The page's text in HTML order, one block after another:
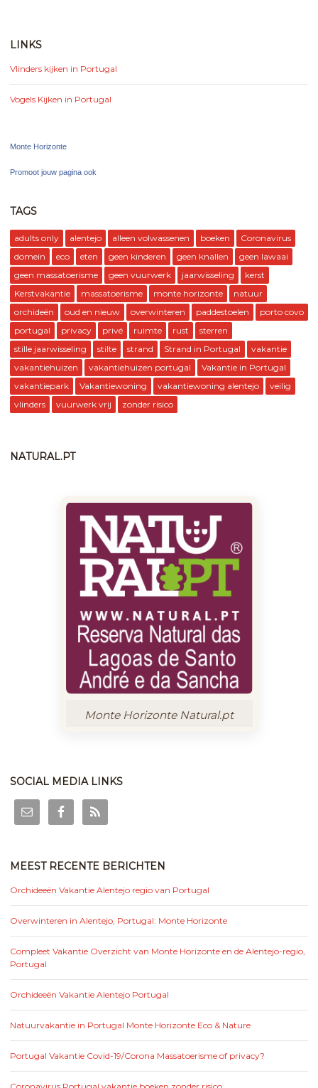
LINKS
Vlinders kijken in Portugal
Vogels Kijken in Portugal
Monte Horizonte
Promoot jouw pagina ook
TAGS
adults only alentejo alleen volwassenen boeken
Coronavirus
domein
eco eten geen kinderen geen knallen
geen lawaai
geen massatoerisme
geen vuurwerk jaarwisseling
kerst
Kerstvakantie
massatoerisme monte horizonte
natuur
orchideën
oud en nieuw overwinteren paddestoelen
porto covo
portugal
privacy privé ruimte rust
sterren
stille jaarwisseling
stilte strand Strand in Portugal
vakantie
vakantiehuizen
vakantiehuizen portugal
Vakantie in Portugal
vakantiepark
Vakantiewoning vakantiewoning alentejo
veilig
vlinders
vuurwerk vrij zonder risico
NATURAL.PT
Monte Horizonte Natural.pt
SOCIAL MEDIA LINKS
MEEST RECENTE BERICHTEN
Orchideeën Vakantie Alentejo regio van Portugal
Overwinteren in Alentejo, Portugal: Monte Horizonte
Compleet Vakantie Overzicht van Monte Horizonte en de Alentejo-regio,
Portugal
Orchideeën Vakantie Alentejo Portugal
Natuurvakantie in Portugal Monte Horizonte Eco & Nature
Portugal Vakantie Covid-19/Corona Massatoerisme of privacy?